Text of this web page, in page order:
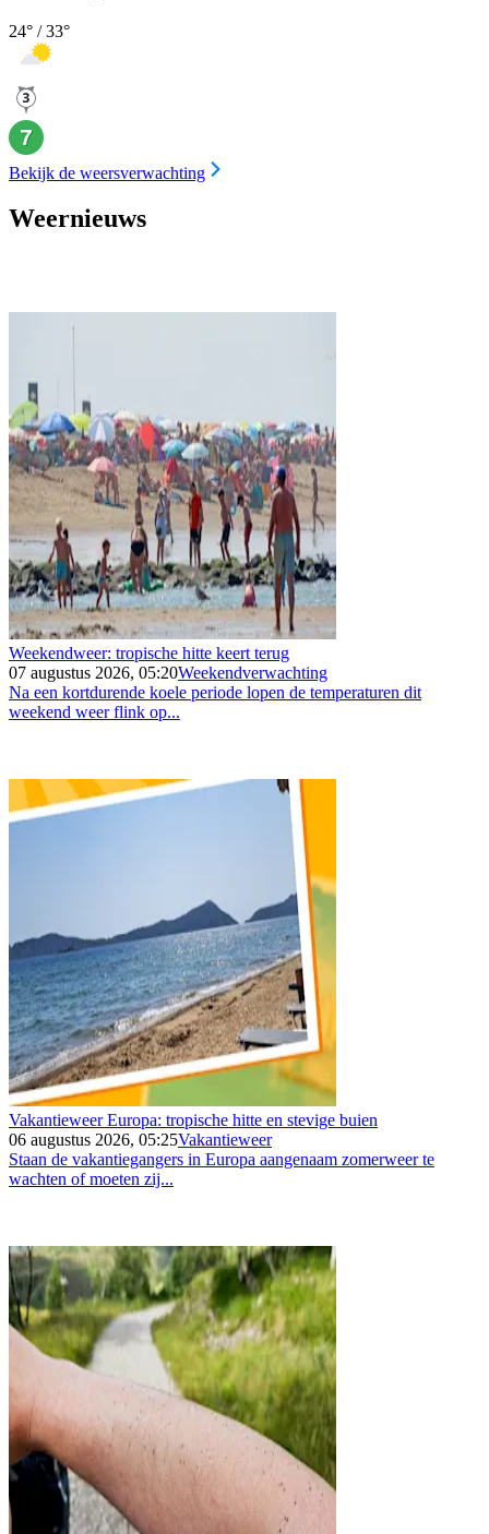
24° /33°
Bekijk de weersverwachting
Weernieuws
Weekendweer: tropische hitte keert terug
07 augustus 2026, 05:20Weekendverwachting
Na een kortdurende koele periode lopen de temperaturen dit
weekend weer flink op...
Vakantieweer Europa: tropische hitte en stevige buien
06 augustus 2026, 05:25Vakantieweer
Staan de vakantiegangers in Europa aangenaam zomerweer te
wachten of moeten zij...